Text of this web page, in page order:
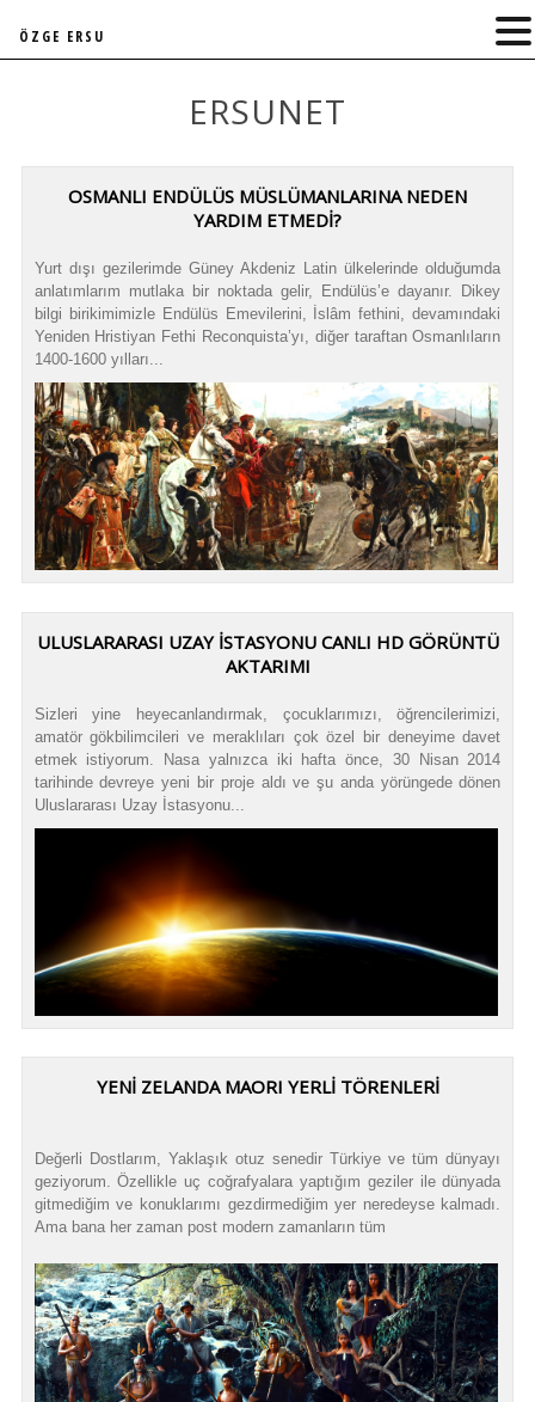
ERSUNET
OSMANLI ENDÜLÜS MÜSLÜMANLARINA NEDEN
YARDIM ETMEDİ?
Yurt dışı gezilerimde Güney Akdeniz Latin ülkelerinde olduğumda
anlatımlarım mutlaka bir noktada gelir, Endülüs’e dayanır. Dikey
bilgi birikimimizle Endülüs Emevilerini, İslâm fethini, devamındaki
Yeniden Hristiyan Fethi Reconquista’yı, diğer taraftan Osmanlıların
1400-1600 yılları...
ULUSLARARASI UZAY İSTASYONU CANLI HD GÖRÜNTÜ
AKTARIMI
Sizleri yine heyecanlandırmak, çocuklarımızı, öğrencilerimizi,
amatör gökbilimcileri ve meraklıları çok özel bir deneyime davet
etmek istiyorum. Nasa yalnızca iki hafta önce, 30 Nisan 2014
tarihinde devreye yeni bir proje aldı ve şu anda yörüngede dönen
Uluslararası Uzay İstasyonu...
YENİ ZELANDA MAORI YERLİ TÖRENLERİ
Değerli Dostlarım, Yaklaşık otuz senedir Türkiye ve tüm dünyayı
geziyorum. Özellikle uç coğrafyalara yaptığım geziler ile dünyada
gitmediğim ve konuklarımı gezdirmediğim yer neredeyse kalmadı.
Ama bana her zaman post modern zamanların tüm
ÖZGE ERSU